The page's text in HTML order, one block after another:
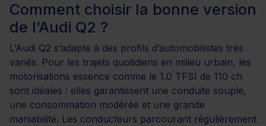
Comment choisir la bonne version
de l’Audi Q2 ?
L’Audi Q2 s’adapte à des profils d’automobilistes très
variés. Pour les trajets quotidiens en milieu urbain, les
motorisations essence comme le 1.0 TFSI de 110 ch
sont idéales : elles garantissent une conduite souple,
une consommation modérée et une grande
maniabilité. Les conducteurs parcourant régulièrement